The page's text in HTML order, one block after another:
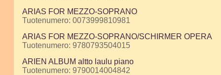
ARIAS FOR MEZZO-SOPRANO
Tuotenumero: 0073999810981
ARIAS FOR MEZZO-SOPRANO/SCHIRMER OPERA
Tuotenumero: 9780793504015
ARIEN ALBUM altto laulu piano
Tuotenumero: 9790014004842